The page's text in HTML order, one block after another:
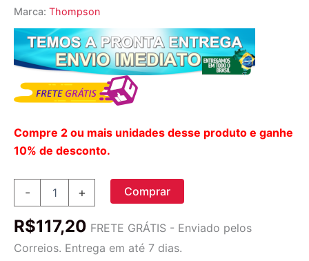
Marca: Thompson
Compre 2 ou mais unidades desse produto e ganhe
10% de desconto.
-
800
-
+ Comprar
R$117,20 FRETE GRÁTIS - Enviado pelos
Correios. Entrega em até 7 dias.